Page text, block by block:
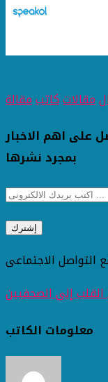
مقالاتكاتبمقالة
على اهم الاخبار
بمجرد نشرها
التواصل الاجتماعى
إلى الصحفيين
معلومات الكاتب